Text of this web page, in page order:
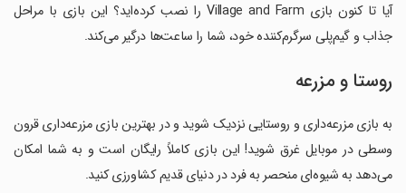
آیا تا کنون بازی Village and Farm را نصب کرده‌اید؟ این بازی با مراحل
جذاب و گیم‌پلی سرگرم‌کننده خود، شما را ساعت‌ها درگیر می‌کند.
روستا و مزرعه
به بازی مزرعه‌داری و روستایی نزدیک شوید و در بهترین بازی مزرعه‌داری قرون
وسطی در موبایل غرق شوید! این بازی کاملاً رایگان است و به شما امکان
می‌دهد به شیوه‌ای منحصر به فرد در دنیای قدیم کشاورزی کنید.